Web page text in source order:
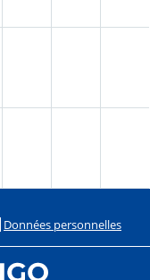
Données personnelles